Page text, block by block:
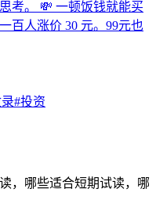
考。 💸 一顿饭钱就能买
百人涨价 30 元。99元也
#投资
，哪些适合短期试读，哪